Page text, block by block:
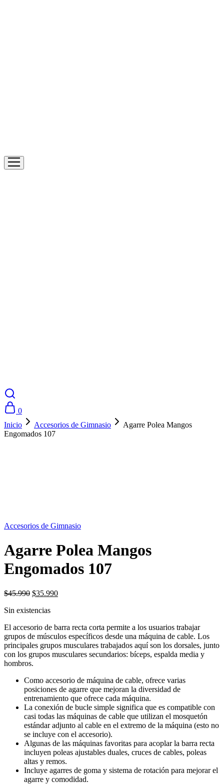
0
Inicio
Accesorios de Gimnasio
Agarre Polea Mangos
Engomados 107
Accesorios de Gimnasio
Agarre Polea Mangos
Engomados 107
$45.990 El
original
$45.990.
$35.990El
$35.990.
Sin existencias
El accesorio de barra recta corta permite a los usuarios trabajar
grupos de músculos específicos desde una máquina de cable. Los
principales grupos musculares trabajados aquí son los dorsales, junto
con los grupos musculares secundarios: bíceps, espalda media y
hombros.
Como accesorio de máquina de cable, ofrece varias
posiciones de agarre que mejoran la diversidad de
entrenamiento que ofrece cada máquina.
La conexión de bucle simple significa que es compatible con
casi todas las máquinas de cable que utilizan el mosquetón
estándar adjunto al cable en el extremo de la máquina (esto no
se incluye con el accesorio).
Algunas de las máquinas favoritas para acoplar la barra recta
incluyen poleas ajustables duales, cruces de cables, poleas
altas y remos.
Incluye agarres de goma y sistema de rotación para mejorar el
agarre y comodidad.